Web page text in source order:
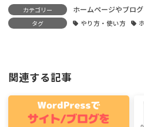
カテゴリー ホームページやブロ
タグ やり方・使い方
関連する記事